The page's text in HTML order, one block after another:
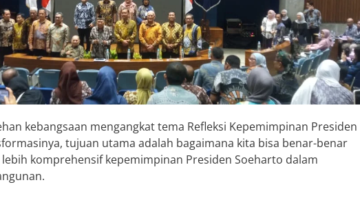
kebangsaan mengangkat tema Refleksi Kepemimpinan Presiden
tujuan utama adalah bagaimana kita bisa benar-benar
komprehensif kepemimpinan Presiden Soeharto dalam